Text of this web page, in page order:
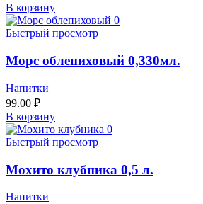
В корзину
Быстрый просмотр
Морс облепиховый 0,330мл.
Напитки
99.00 ₽
В корзину
Быстрый просмотр
Мохито клубника 0,5 л.
Напитки